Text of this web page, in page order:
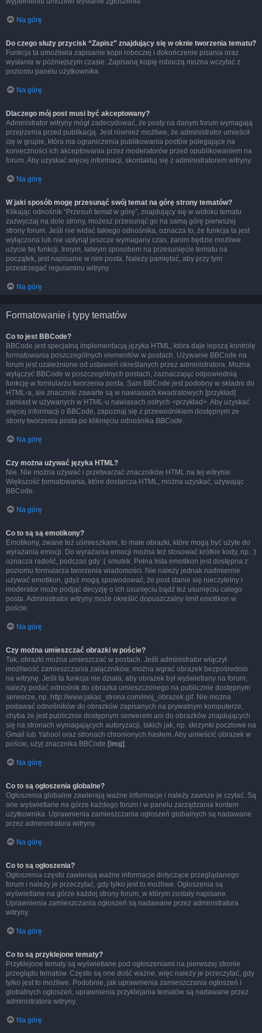
Na górę
Do czego służy przycisk “Zapisz” znajdujący się w oknie tworzenia tematu?
Funkcja ta umożliwia zapisanie kopii roboczej i dokończenie pisania oraz
wysłanie w późniejszym czasie. Zapisaną kopię roboczą można wczytać z
poziomu panelu użytkownika.
Na górę
Dlaczego mój post musi być akceptowany?
Administrator witryny mógł zadecydować, że posty na danym forum wymagają
przejrzenia przed publikacją. Jest również możliwe, że administrator umieścił
cię w grupie, która ma ograniczenia publikowania postów polegające na
konieczności ich akceptowania przez moderatorów przed opublikowaniem na
forum. Aby uzyskać więcej informacji, skontaktuj się z administratorem witryny.
Na górę
W jaki sposób mogę przesunąć swój temat na górę strony tematów?
Klikając odnośnik “Przesuń temat w górę”, znajdujący się w widoku tematu
zazwyczaj na dole strony, możesz przesunąć go na samą górę pierwszej
strony forum. Jeśli nie widać takiego odnośnika, oznacza to, że funkcja ta jest
wyłączona lub nie upłynął jeszcze wymagany czas, zanim będzie możliwe
użycie tej funkcji. Innym, łatwym sposobem na przesunięcie tematu na
początek, jest napisanie w nim posta. Należy pamiętać, aby przy tym
przestrzegać regulaminu witryny.
Na górę
Formatowanie i typy tematów
Co to jest BBCode?
BBCode jest specjalną implementacją języka HTML, która daje lepszą kontrolę
formatowania poszczególnych elementów w postach. Używanie BBCode na
forum jest uzależnione od ustawień określanych przez administratora. Można
wyłączyć BBCode w poszczególnych postach, zaznaczając odpowiednią
funkcję w formularzu tworzenia posta. Sam BBCode jest podobny w składni do
HTML-a, ale znaczniki zawarte są w nawiasach kwadratowych [przykład]
zamiast w używanych w HTML-u nawiasach ostrych <przykład>. Aby uzyskać
więcej informacji o BBCode, zapoznaj się z przewodnikiem dostępnym ze
strony tworzenia posta po kliknięciu odnośnika BBCode.
Na górę
Czy można używać języka HTML?
Nie. Nie można używać i przetwarzać znaczników HTML na tej witrynie.
Większość formatowania, które dostarcza HTML, można uzyskać, używając
BBCode.
Na górę
Co to są są emotikony?
Emotikony, zwane też uśmieszkami, to małe obrazki, które mogą być użyte do
wyrażania emocji. Do wyrażania emocji można też stosować krótkie kody, np. :)
oznacza radość, podczas gdy :( smutek. Pełna lista emotikon jest dostępna z
poziomu formularza tworzenia wiadomości. Nie należy jednak nadmiernie
używać emotikon, gdyż mogą spowodować, że post stanie się nieczytelny i
moderator może podjąć decyzję o ich usunięciu bądź też usunięciu całego
posta. Administrator witryny może określić dopuszczalny limit emotikon w
poście.
Na górę
Czy można umieszczać obrazki w poście?
Tak, obrazki można umieszczać w postach. Jeśli administrator włączył
możliwość zamieszczania załączników, można wgrać obrazek bezpośrednio
na witrynę. Jeśli ta funkcja nie działa, aby obrazek był wyświetlany na forum,
należy podać odnośnik do obrazka umieszczonego na publicznie dostępnym
serwerze, np. http://www.jakas_strona.com/moj_obrazek.gif. Nie można
podawać odnośników do obrazków zapisanych na prywatnym komputerze,
chyba że jest publicznie dostępnym serwerem ani do obrazków znajdujących
się na stronach wymagających autoryzacji, takich jak, np. skrzynki pocztowe na
Gmail lub Yahoo! oraz stronach chronionych hasłem. Aby umieścić obrazek w
poście, użyj znacznika BBCode [img] .
Na górę
Co to są ogłoszenia globalne?
Ogłoszenia globalne zawierają ważne informacje i należy zawsze je czytać. Są
one wyświetlane na górze każdego forum i w panelu zarządzania kontem
użytkownika. Uprawnienia zamieszczania ogłoszeń globalnych są nadawane
przez administratora witryny.
Na górę
Co to są ogłoszenia?
Ogłoszenia często zawierają ważne informacje dotyczące przeglądanego
forum i należy je przeczytać, gdy tylko jest to możliwe. Ogłoszenia są
wyświetlane na górze każdej strony forum, w którym zostały napisane.
Uprawnienia zamieszczania ogłoszeń są nadawane przez administratora
witryny.
Na górę
Co to są przyklejone tematy?
Przyklejone tematy są wyświetlane pod ogłoszeniami na pierwszej stronie
przeglądu tematów. Często są one dość ważne, więc należy je przeczytać, gdy
tylko jest to możliwe. Podobnie, jak uprawnienia zamieszczania ogłoszeń i
globalnych ogłoszeń, uprawnienia przyklejania tematów są nadawane przez
administratora witryny.
Na górę